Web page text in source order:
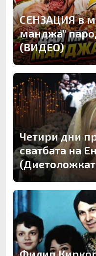
СЕНЗАЦИЯ в
манджа"
(ВИДЕО)
Четири дни
сватбата на